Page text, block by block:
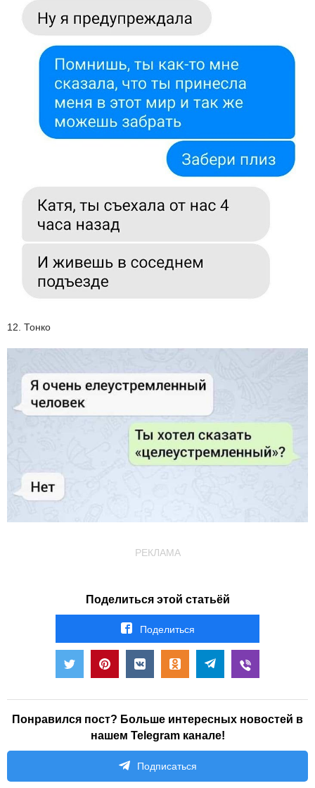
12. Тонко
РЕКЛАМА
Поделиться этой статьёй
Поделиться
Понравился пост? Больше интересных новостей в
нашем Telegram канале!
Подписаться